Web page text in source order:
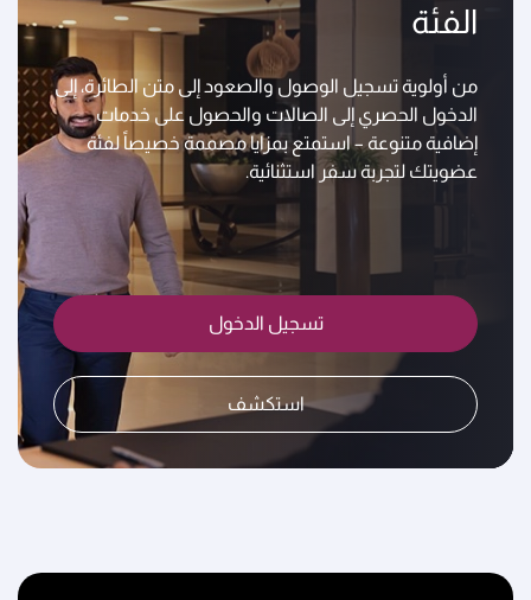
الفئة
من أولوية تسجيل الوصول والصعود إلى متن الطائرة، إلى
الدخول الحصري إلى الصالات والحصول على خدمات
إضافية متنوعة – استمتع بمزايا مصممة خصيصاً لفئة
عضويتك لتجربة سفر استثنائية.
تسجيل الدخول
استكشف